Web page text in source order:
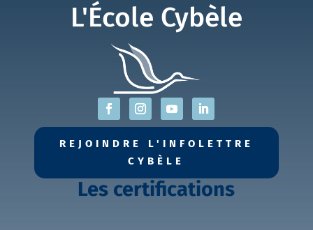
L'École Cybèle
REJOINDRE L'INFOLETTRE
CYBÈLE
Les certifications